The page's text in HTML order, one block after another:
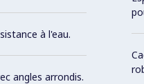
à l'eau.
angles arrondis.